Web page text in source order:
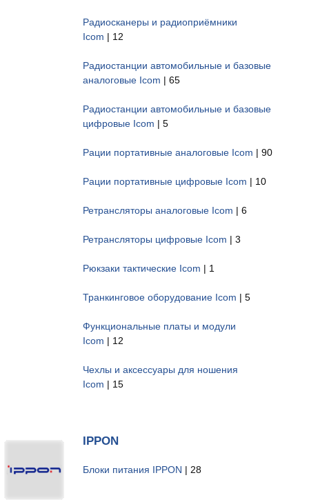
Радиосканеры и радиоприёмники
Icom | 12
Радиостанции автомобильные и базовые
аналоговые Icom | 65
Радиостанции автомобильные и базовые
цифровые Icom | 5
Рации портативные аналоговые Icom | 90
Рации портативные цифровые Icom | 10
Ретрансляторы аналоговые Icom | 6
Ретрансляторы цифровые Icom | 3
Рюкзаки тактические Icom | 1
Транкинговое оборудование Icom | 5
Функциональные платы и модули
Icom | 12
Чехлы и аксессуары для ношения
Icom | 15
IPPON
Блоки питания IPPON | 28